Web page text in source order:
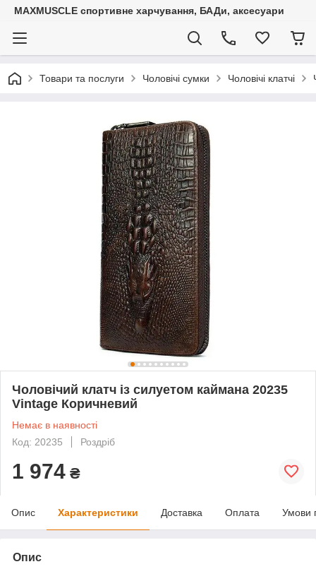
MAXMUSCLE спортивне харчування, БАДи, аксесуари
Товари та послуги Чоловічі сумки Чоловічі клатчі
Чоловічий клатч із силуетом каймана 20235
Vintage Коричневий
Немає в наявності
Код: 20235
Роздріб
1 974 ₴
Опис Характеристики Доставка Оплата Умови
Опис